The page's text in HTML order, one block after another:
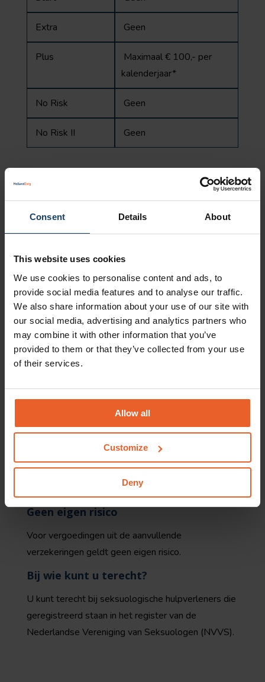
Consent Details About
This website uses cookies
We use cookies to personalise content and ads, to
provide social media features and to analyse our traffic.
We also share information about your use of our site with
our social media, advertising and analytics partners who
may combine it with other information that you’ve
provided to them or that they’ve collected from your use
of their services.
Allow all
Customize
Deny
Extra Geen
Plus
Maximaal € 100,- per
kalenderjaar*
No Risk Geen
No Risk II Geen
* De vergoeding is onderdeel van een groep van
Medische keuring rijbewijs
Persoonlijke alarmeringsapparatuur
Seksuologie
Eigen bijdrage
Er geldt geen wettelijke eigen bijdrage voor
bedrag dat wij vergoeden voor de verschillende
onderdelen samen? Het resterende bedrag is dan
voor uw eigen rekening.
Geen eigen risico
Voor vergoedingen uit de aanvullende
verzekeringen geldt geen eigen risico.
Bij wie kunt u terecht?
U kunt terecht bij seksuologische hulpverleners die
geregistreerd staan in het register van de
Nederlandse Vereniging van Seksuologen (NVVS).